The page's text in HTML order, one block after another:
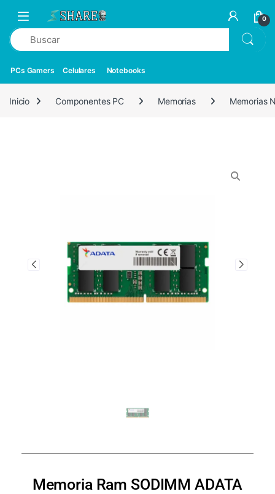
0
PCs Gamers Celulares Notebooks
Inicio Componentes PC Memorias Memorias
Memoria Ram SODIMM ADATA